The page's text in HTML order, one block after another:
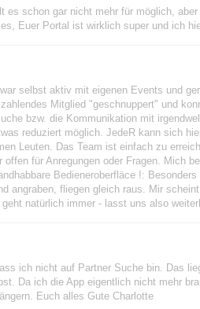
es schon gar nicht mehr für möglich,
Euer Portal ist wirklich super und ich
selbst aktiv mit eigenen Events und
Mitglied "geschnuppert" und
bzw. die Kommunikation mit
reduziert möglich. JedeR kann sich
Leuten. Das Team ist einfach zu
für Anregungen oder Fragen. Mich
Bedieneroberfläce !:
angraben, fliegen gleich raus. Mir
natürlich immer - lasst uns also
ich nicht auf Partner Suche bin. Das
Da ich die App eigentlich nicht mehr
Euch alles Gute Charlotte